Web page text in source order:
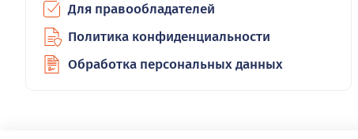
Для правообладателей
Политика конфиденциальности
Обработка персональных данных